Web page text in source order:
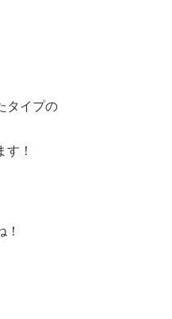
タイプの
す！